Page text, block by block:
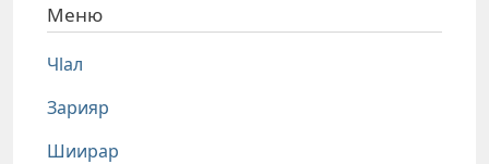
Меню
Чlал
Зарияр
Шиирар